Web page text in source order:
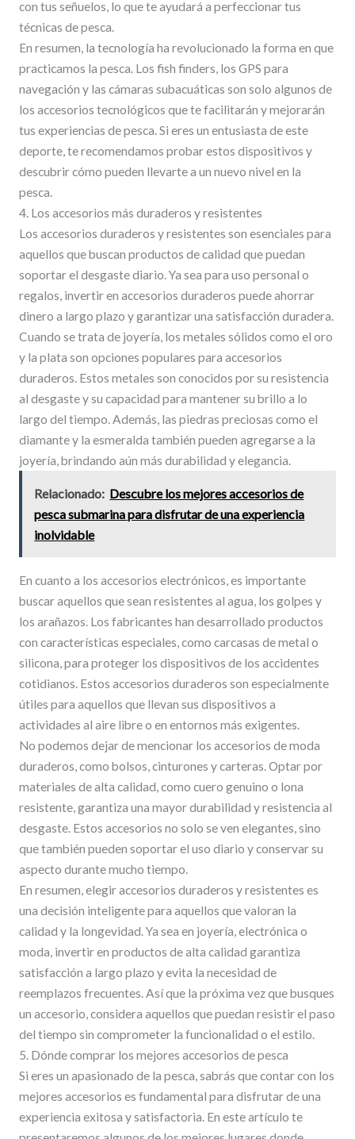
con tus señuelos, lo que te ayudará a perfeccionar tus
técnicas de pesca.
En resumen, la tecnología ha revolucionado la forma en que
practicamos la pesca. Los fish finders, los GPS para
navegación y las cámaras subacuáticas son solo algunos de
los accesorios tecnológicos que te facilitarán y mejorarán
tus experiencias de pesca. Si eres un entusiasta de este
deporte, te recomendamos probar estos dispositivos y
descubrir cómo pueden llevarte a un nuevo nivel en la
pesca.
4. Los accesorios más duraderos y resistentes
Los accesorios duraderos y resistentes son esenciales para
aquellos que buscan productos de calidad que puedan
soportar el desgaste diario. Ya sea para uso personal o
regalos, invertir en accesorios duraderos puede ahorrar
dinero a largo plazo y garantizar una satisfacción duradera.
Cuando se trata de joyería, los metales sólidos como el oro
y la plata son opciones populares para accesorios
duraderos. Estos metales son conocidos por su resistencia
al desgaste y su capacidad para mantener su brillo a lo
largo del tiempo. Además, las piedras preciosas como el
diamante y la esmeralda también pueden agregarse a la
joyería, brindando aún más durabilidad y elegancia.
Relacionado: Descubre los mejores accesorios de
pesca submarina para disfrutar de una experiencia
inolvidable
En cuanto a los accesorios electrónicos, es importante
buscar aquellos que sean resistentes al agua, los golpes y
los arañazos. Los fabricantes han desarrollado productos
con características especiales, como carcasas de metal o
silicona, para proteger los dispositivos de los accidentes
cotidianos. Estos accesorios duraderos son especialmente
útiles para aquellos que llevan sus dispositivos a
actividades al aire libre o en entornos más exigentes.
No podemos dejar de mencionar los accesorios de moda
duraderos, como bolsos, cinturones y carteras. Optar por
materiales de alta calidad, como cuero genuino o lona
resistente, garantiza una mayor durabilidad y resistencia al
desgaste. Estos accesorios no solo se ven elegantes, sino
que también pueden soportar el uso diario y conservar su
aspecto durante mucho tiempo.
En resumen, elegir accesorios duraderos y resistentes es
una decisión inteligente para aquellos que valoran la
calidad y la longevidad. Ya sea en joyería, electrónica o
moda, invertir en productos de alta calidad garantiza
satisfacción a largo plazo y evita la necesidad de
reemplazos frecuentes. Así que la próxima vez que busques
un accesorio, considera aquellos que puedan resistir el paso
del tiempo sin comprometer la funcionalidad o el estilo.
5. Dónde comprar los mejores accesorios de pesca
Si eres un apasionado de la pesca, sabrás que contar con los
mejores accesorios es fundamental para disfrutar de una
experiencia exitosa y satisfactoria. En este artículo te